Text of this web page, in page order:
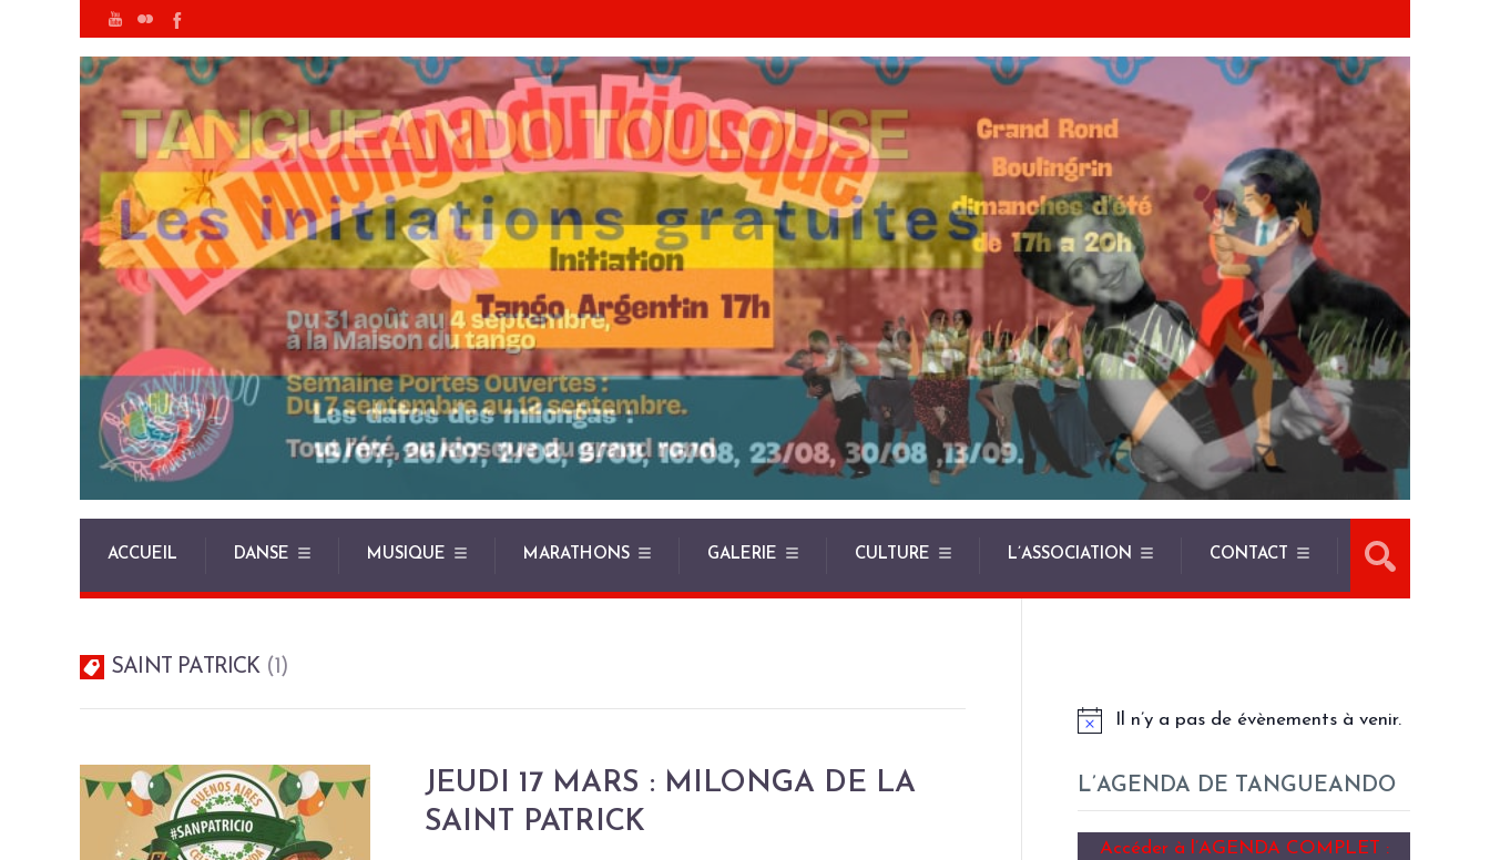
ACCUEIL DANSE MUSIQUE MARATHONS GALERIE CULTURE L’ASSOCIATION CONTACT
SAINT PATRICK 1
JEUDI 17 MARS : MILONGA DE LA
SAINT PATRICK
Il n’y a pas de évènements à venir.
L’AGENDA DE TANGUEANDO
Accéder à l’AGENDA COMPLET :